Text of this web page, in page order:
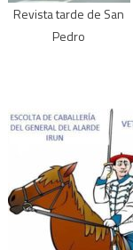
Revista tarde de San
Pedro